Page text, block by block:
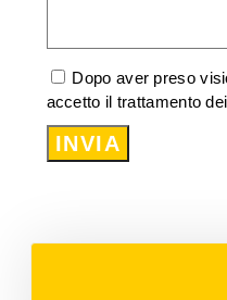
Dopo aver preso
accetto il trattamento
INVIA